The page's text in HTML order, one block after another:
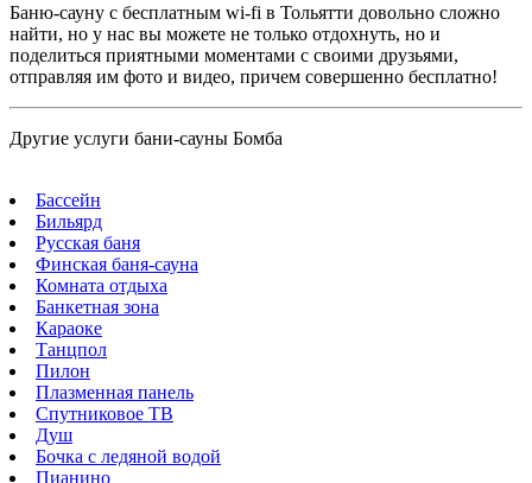
Баню-сауну с бесплатным wi-fi в Тольятти довольно сложно
найти, но у нас вы можете не только отдохнуть, но и
поделиться приятными моментами с своими друзьями,
отправляя им фото и видео, причем совершенно бесплатно!
Другие услуги бани-сауны Бомба
Бассейн
Бильярд
Русская баня
Финская баня-сауна
Комната отдыха
Банкетная зона
Караоке
Танцпол
Пилон
Плазменная панель
Спутниковое ТВ
Душ
Бочка с ледяной водой
Пианино